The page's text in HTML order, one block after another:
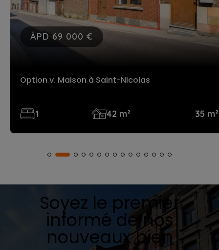
ÀPD 69 000 €
Option v. Maison à Saint-Nicolas
1 42 m² 35 m²
Soyez le premier
informé de nos
nouveaux bien